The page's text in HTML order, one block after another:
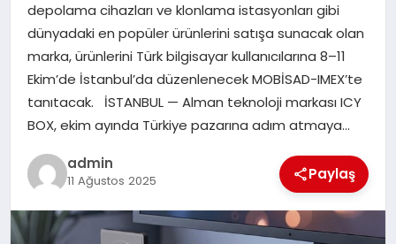
EĞITIM
TEKNOLOJI
depolama cihazları ve klonlama istasyonları gibi
dünyadaki en popüler ürünlerini satışa sunacak olan
marka, ürünlerini Türk bilgisayar kullanıcılarına 8–11
Ekim’de İstanbul’da düzenlenecek MOBİSAD-IMEX’te
tanıtacak. İSTANBUL — Alman teknoloji markası ICY
BOX, ekim ayında Türkiye pazarına adım atmaya…
admin
11 Ağustos 2025 Paylaş